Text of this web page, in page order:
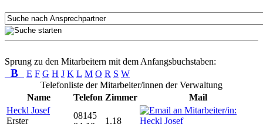
Sprung zu den Mitarbeitern mit dem Anfangsbuchstaben:
B E F G H J K L M O R S W
Telefonliste der Mitarbeiter/innen der Verwaltung
Name
Telefon Zimmer
Mail
Heckl Josef
Erster
08145
1.18